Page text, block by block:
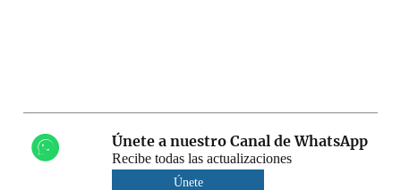
Únete a nuestro Canal de WhatsApp
Recibe todas las actualizaciones
Únete